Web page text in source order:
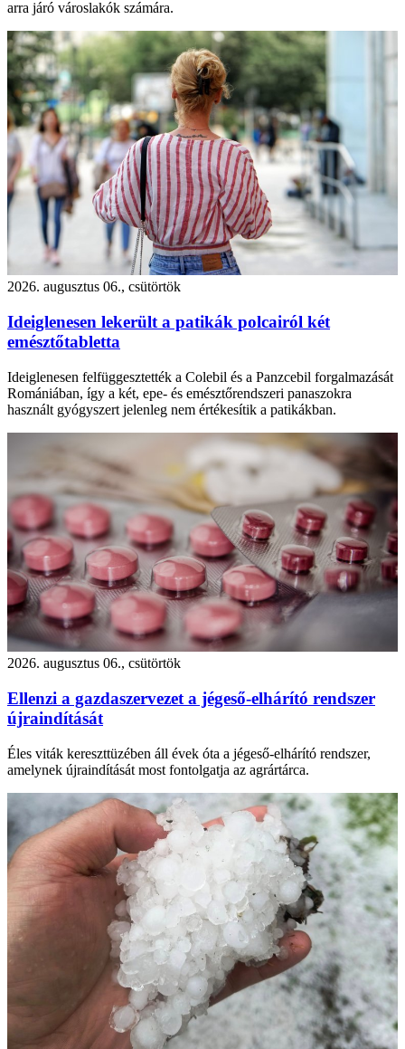
arra járó városlakók számára.
2026. augusztus 06., csütörtök
Ideiglenesen lekerült a patikák polcairól két
emésztőtabletta
Ideiglenesen felfüggesztették a Colebil és a Panzcebil forgalmazását
Romániában, így a két, epe- és emésztőrendszeri panaszokra
használt gyógyszert jelenleg nem értékesítik a patikákban.
2026. augusztus 06., csütörtök
Ellenzi a gazdaszervezet a jégeső-elhárító rendszer
újraindítását
Éles viták kereszttüzében áll évek óta a jégeső-elhárító rendszer,
amelynek újraindítását most fontolgatja az agrártárca.